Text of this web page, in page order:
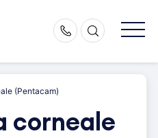
(Pentacam)
corneale